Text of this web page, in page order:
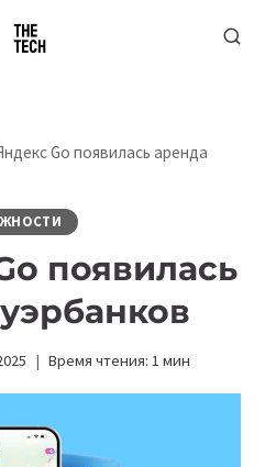
Go появилась аренда
появилась
Время чтения: 1 мин